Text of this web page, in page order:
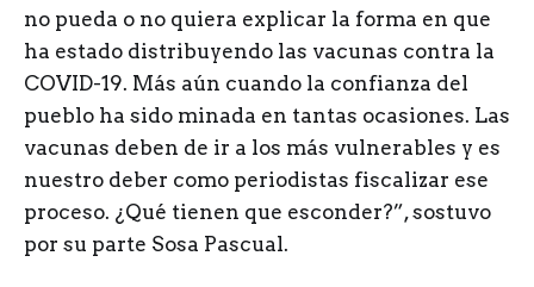
no pueda o no quiera explicar la forma en que
ha estado distribuyendo las vacunas contra la
COVID-19. Más aún cuando la confianza del
pueblo ha sido minada en tantas ocasiones. Las
vacunas deben de ir a los más vulnerables y es
nuestro deber como periodistas fiscalizar ese
proceso. ¿Qué tienen que esconder?”, sostuvo
por su parte Sosa Pascual.